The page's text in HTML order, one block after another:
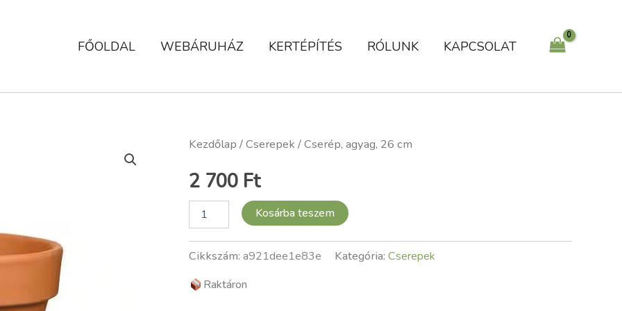
FŐOLDAL WEBÁRUHÁZ KERTÉPÍTÉS RÓLUNK KAPCSOLAT
Kezdőlap /Cserepek / Cserép, agyag, 26 cm
2 700 Ft
Cserép,
cm
Kosárba teszem
Cikkszám: a921dee1e83e Kategória: Cserepek
Raktáron